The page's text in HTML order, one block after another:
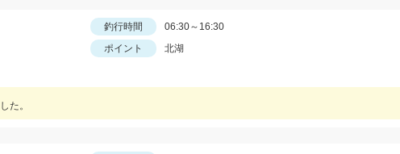
釣行時間
06:30～16:30
ポイント
北湖
た。